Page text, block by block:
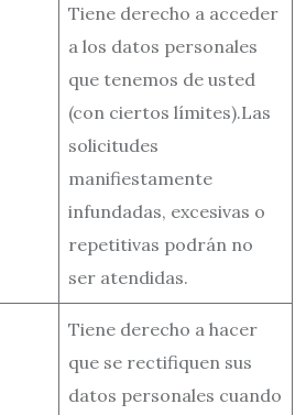
Tiene derecho a acceder
a los datos personales
que tenemos de usted
(con ciertos límites).Las
solicitudes
manifiestamente
infundadas, excesivas o
repetitivas podrán no
ser atendidas.
Tiene derecho a hacer
que se rectifiquen sus
datos personales cuando